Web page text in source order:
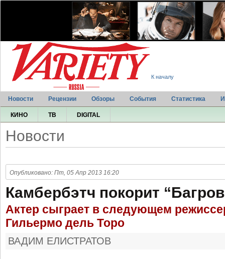
К началу
Новости Рецензии Обзоры События Статистика
КИНО ТВ DIGITAL
Новости
Опубликовано: Пт, 05 Апр 2013 16:20
Камбербэтч покорит
Актер сыграет в следующем
Гильермо дель Торо
ВАДИМ ЕЛИСТРАТОВ